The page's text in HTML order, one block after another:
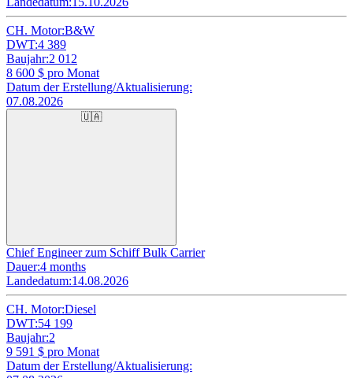
CH. Motor:B&W
DWT:4 389
Baujahr:2 012
8 600 $ pro Monat
Datum der Erstellung/Aktualisierung:
07.08.2026
🇺🇦
Chief Engineer zum Schiff Bulk Carrier
Dauer:4 months
Landedatum:14.08.2026
CH. Motor:Diesel
DWT:54 199
Baujahr:2
9 591 $ pro Monat
Datum der Erstellung/Aktualisierung: